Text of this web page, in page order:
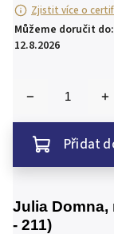
Zjistit více o
Můžeme doručit do:
12.8.2026
Přidat
Julia Domna,
- 211)